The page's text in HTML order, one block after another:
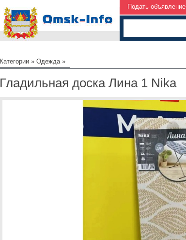
Подать объявление
Категории » Одежда»
Гладильная доска Лина 1 Nika